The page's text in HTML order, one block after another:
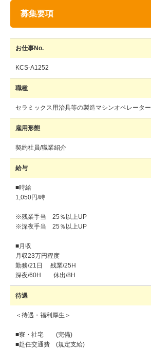
募集要項
お仕事No.
KCS-A1252
職種
セラミックス用治具等の製造マシンオペレーター
雇用形態
契約社員/職業紹介
給与
■時給
1,050円/時
※残業手当 25％以上UP
※深夜手当 25％以上UP
■月収
月収23万円程度
勤務/21日 残業/25H
深夜/60H 休出/8H
待遇
＜待遇・福利厚生＞
■寮・社宅 (完備)
■赴任交通費 (規定支給)